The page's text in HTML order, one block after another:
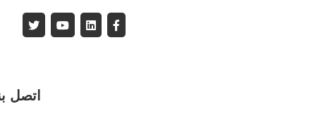
اتصل